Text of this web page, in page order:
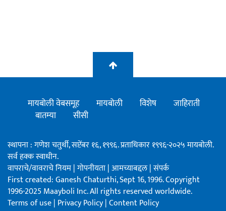
मायबोली वेबसमूह मायबोली विशेष
जाहिराती
बातम्या
सीसी
स्थापना : गणेश चतुर्थी, सप्टेंबर १६, १९९६. प्रताधिकार १९९६-२०२५ मायबोली.
सर्व हक्क स्वाधीन.
वापराचे/वावराचे नियम|गोपनीयता|आमच्याबद्दल|संपर्क
First created: Ganesh Chaturthi, Sept 16, 1996. Copyright
1996-2025 Maayboli Inc. All rights reserved worldwide.
Terms of use| Privacy Policy|Content Policy